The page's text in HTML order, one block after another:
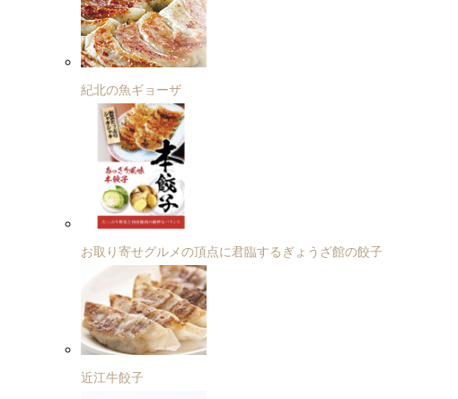
紀北の魚ギョーザ
お取り寄せグルメの頂点に君臨するぎょうざ館の餃子
近江牛餃子